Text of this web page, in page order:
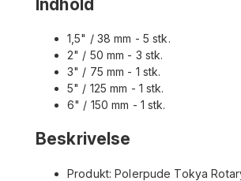
Indhold
1,5" / 38 mm - 5 stk.
2" / 50 mm - 3 stk.
3" / 75 mm - 1 stk.
5" / 125 mm - 1 stk.
6" / 150 mm - 1 stk.
Beskrivelse
Produkt: Polerpude Tokya